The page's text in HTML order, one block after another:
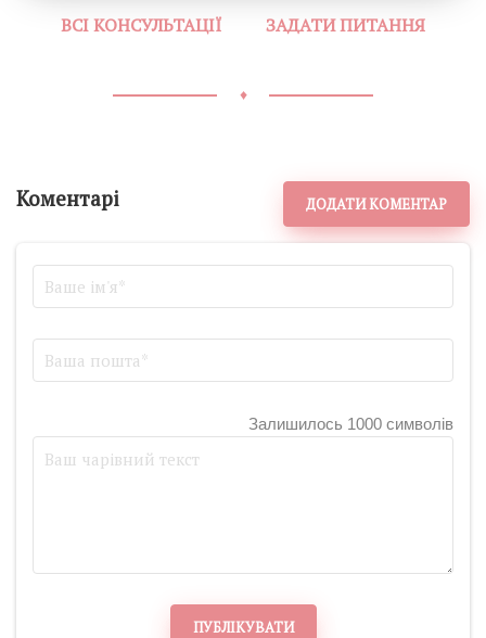
ВСІ КОНСУЛЬТАЦІЇ ЗАДАТИ ПИТАННЯ
♦
Коментарі ДОДАТИ КОМЕНТАР
Залишилось 1000 символів
ПУБЛІКУВАТИ